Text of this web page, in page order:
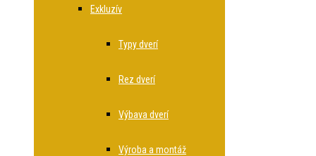
Exkluzív
Typy dverí
Rez dverí
Výbava dverí
Výroba a montáž